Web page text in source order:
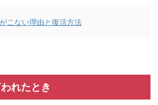
こない理由と復活方法
れたとき